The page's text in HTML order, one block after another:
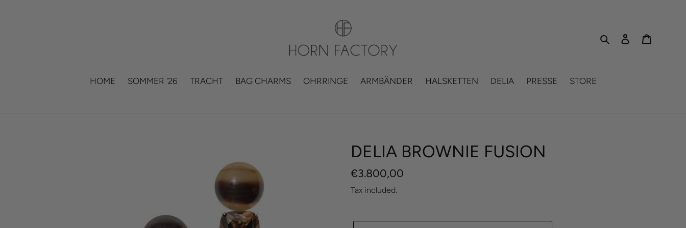
Search Log in
HOME SOMMER '26 TRACHT BAG CHARMS OHRRINGE ARMBÄNDER HALSKETTEN DELIA PRESSE STORE
DELIA BROWNIE FUSION
Regular
price
€3.800,00
Tax included.